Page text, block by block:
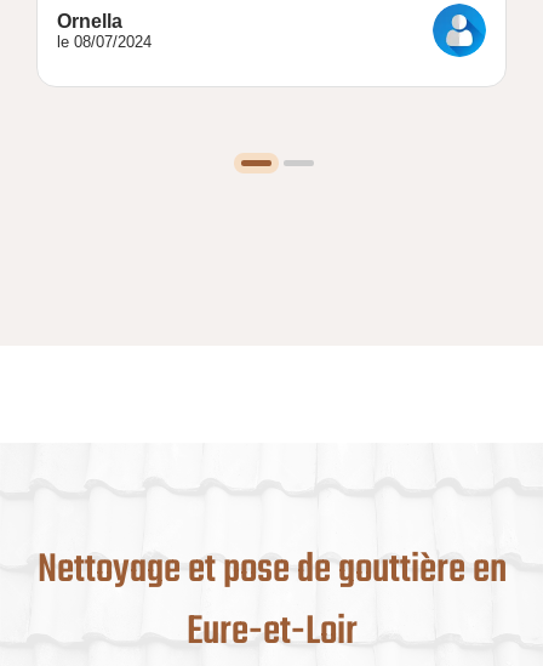
Ornella
le 08/07/2024
Nettoyage et pose de gouttière en
Eure-et-Loir